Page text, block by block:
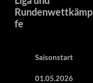
Rundenwettkämp
fe
Saisonstart
01.05.2026